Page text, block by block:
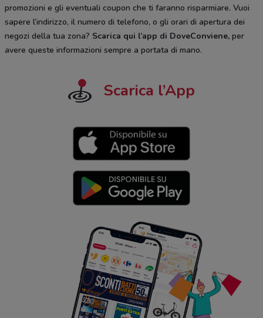
promozioni e gli eventuali coupon che ti faranno risparmiare. Vuoi
sapere l’indirizzo, il numero di telefono, o gli orari di apertura dei
negozi della tua zona? Scarica qui l’app di DoveConviene, per
avere queste informazioni sempre a portata di mano.
Scarica l’App